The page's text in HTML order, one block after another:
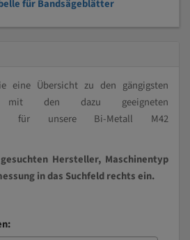
für Bandsägeblätter
eine Übersicht zu den gängigsten
mit den dazu geeigneten
für unsere Bi-Metall M42
Hersteller, Maschinentyp
in das Suchfeld rechts ein.